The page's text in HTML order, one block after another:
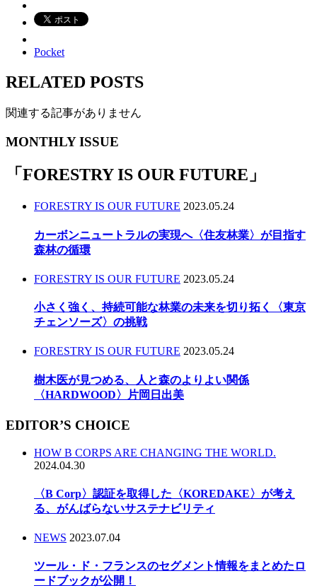
Pocket
RELATED POSTS
関連する記事がありません
MONTHLY ISSUE
「 FORESTRY IS OUR FUTURE 」
FORESTRY IS OUR FUTURE 2023.05.24
カーボンニュートラルの実現へ〈住友林業〉が目指す
森林の循環
FORESTRY IS OUR FUTURE 2023.05.24
小さく強く、持続可能な林業の未来を切り拓く〈東京
チェンソーズ〉の挑戦
FORESTRY IS OUR FUTURE 2023.05.24
樹木医が見つめる、人と森のよりよい関係
〈HARDWOOD〉片岡日出美
EDITOR’S CHOICE
HOW B CORPS ARE CHANGING THE WORLD.
2024.04.30
〈B Corp〉認証を取得した〈KOREDAKE〉が考え
る、がんばらないサステナビリティ
NEWS 2023.07.04
ツール・ド・フランスのセグメント情報をまとめたロ
ードブックが公開！